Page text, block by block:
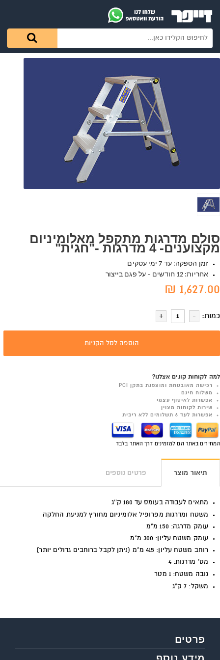
סולם מדרגות מתקפל מאלומיניום
מקצוענים- 4 מדרגות -"חגית"
זמן הספקה: עד 7 ימי עסקים
אחריות: 12 חודשים – על פגם בייצור
1,627.00 ₪
כמות:
הוספה לסל הקניות
למה לקוחות קונים אצלנו?
רכישה מאובטחת ומוצפנת בתקן PCI
משלוח חינם
אפשרות לאיסוף עצמי
שירות לקוחות מצוין
אפשרות לעד 6 תשלומים ללא ריבית
המחירים באתר הם למזמינים דרך האתר בלבד
תיאור מוצר פרטים נוספים
מתאים לעבודה בעומס עד 180 ק''ג
משטח ומדרגות מפרופיל אלומיניום מחורץ למניעת החלקה
עומק מדרגה: 150 מ"מ
עומק משטח עליון: 300 מ"מ
רוחב משטח עליון: 415 מ"מ (ניתן לקבל ברוחבים גדולים יותר)
מס' מדרגות: 4
גובה משטח: 1 מטר
משקל: 7 ק"ג
פרטים